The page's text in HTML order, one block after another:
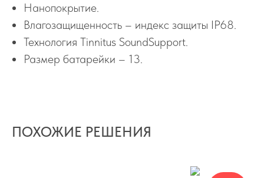
Нанопокрытие.
Влагозащищенность – индекс защиты IP68.
Технология Tinnitus SoundSupport.
Размер батарейки – 13.
ПОХОЖИЕ РЕШЕНИЯ